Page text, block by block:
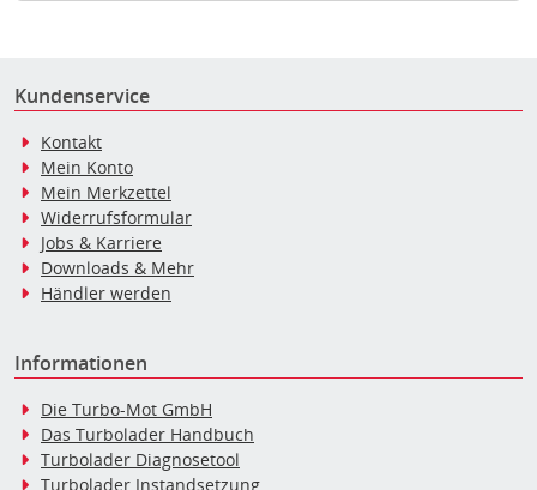
Kundenservice
Kontakt
Mein Konto
Mein Merkzettel
Widerrufsformular
Jobs & Karriere
Downloads & Mehr
Händler werden
Informationen
Die Turbo-Mot GmbH
Das Turbolader Handbuch
Turbolader Diagnosetool
Turbolader Instandsetzung